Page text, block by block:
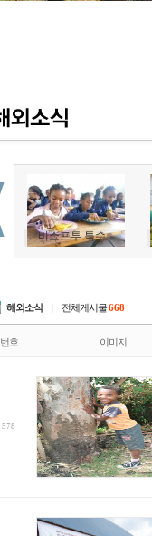
해외소식 전체게시물668
번호 이미지
578